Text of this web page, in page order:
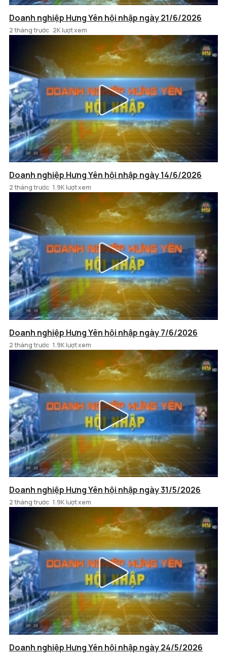
Doanh nghiệp Hưng Yên hội nhập ngày 21/6/2026
2 tháng trước 2K lượt xem
Doanh nghiệp Hưng Yên hội nhập ngày 14/6/2026
2 tháng trước 1.9K lượt xem
Doanh nghiệp Hưng Yên hội nhập ngày 7/6/2026
2 tháng trước 1.9K lượt xem
Doanh nghiệp Hưng Yên hội nhập ngày 31/5/2026
2 tháng trước 1.9K lượt xem
Doanh nghiệp Hưng Yên hội nhập ngày 24/5/2026